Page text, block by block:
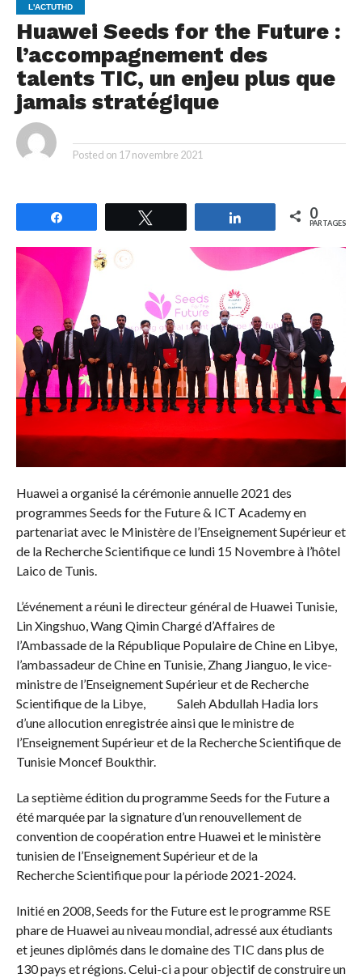
L'ACTUTHD
Huawei Seeds for the Future :
l’accompagnement des
talents TIC, un enjeu plus que
jamais stratégique
Posted on 17 novembre 2021
Partagez 0
PARTAGES
Huawei a organisé la cérémonie annuelle 2021 des
programmes Seeds for the Future & ICT Academy en
partenariat avec le Ministère de l’Enseignement Supérieur et
de la Recherche Scientifique ce lundi 15 Novembre à l’hôtel
Laico de Tunis.
L’événement a réuni le directeur général de Huawei Tunisie,
Lin Xingshuo, Wang Qimin Chargé d’Affaires de
l’Ambassade de la République Populaire de Chine en Libye,
l’ambassadeur de Chine en Tunisie, Zhang Jianguo, le vice-
ministre de l’Enseignement Supérieur et de Recherche
Scientifique de la Libye, Saleh Abdullah Hadia lors
d’une allocution enregistrée ainsi que le ministre de
l’Enseignement Supérieur et de la Recherche Scientifique de
Tunisie Moncef Boukthir.
La septième édition du programme Seeds for the Future a
été marquée par la signature d’un renouvellement de
convention de coopération entre Huawei et le ministère
tunisien de l’Enseignement Supérieur et de la
Recherche Scientifique pour la période 2021-2024.
Initié en 2008, Seeds for the Future est le programme RSE
phare de Huawei au niveau mondial, adressé aux étudiants
et jeunes diplômés dans le domaine des TIC dans plus de
130 pays et régions. Celui-ci a pour objectif de construire un